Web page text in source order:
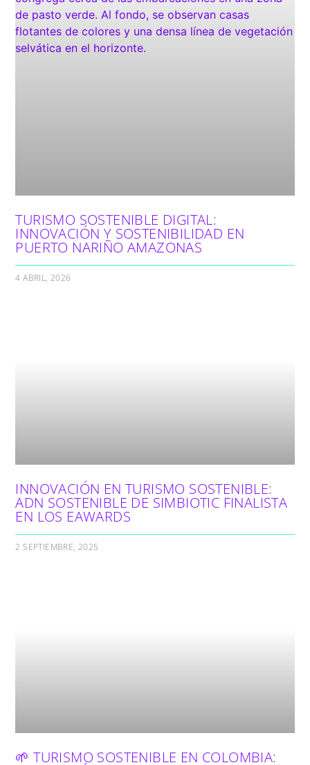
TURISMO SOSTENIBLE DIGITAL:
INNOVACIÓN Y SOSTENIBILIDAD EN
PUERTO NARIÑO AMAZONAS
4 ABRIL, 2026
INNOVACIÓN EN TURISMO SOSTENIBLE:
ADN SOSTENIBLE DE SIMBIOTIC FINALISTA
EN LOS EAWARDS
2 SEPTIEMBRE, 2025
🌱 TURISMO SOSTENIBLE EN COLOMBIA: